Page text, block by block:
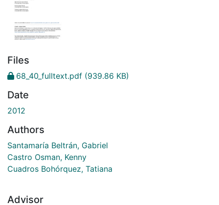
Files
68_40_fulltext.pdf (939.86 KB)
Date
2012
Authors
Santamaría Beltrán, Gabriel
Castro Osman, Kenny
Cuadros Bohórquez, Tatiana
Advisor